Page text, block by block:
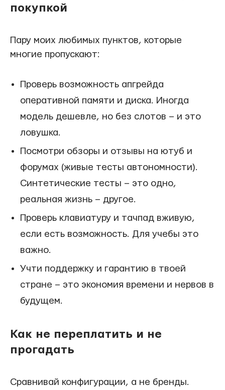
покупкой
Пару моих любимых пунктов, которые
многие пропускают:
Проверь возможность апгрейда
оперативной памяти и диска. Иногда
модель дешевле, но без слотов – и это
ловушка.
Посмотри обзоры и отзывы на ютуб и
форумах (живые тесты автономности).
Синтетические тесты – это одно,
реальная жизнь – другое.
Проверь клавиатуру и тачпад вживую,
если есть возможность. Для учебы это
важно.
Учти поддержку и гарантию в твоей
стране – это экономия времени и нервов в
будущем.
Как не переплатить и не
прогадать
Сравнивай конфигурации, а не бренды.